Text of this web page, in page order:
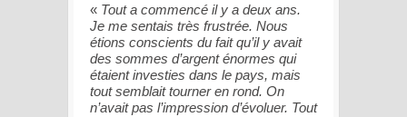
« Tout a commencé il y a deux ans.
Je me sentais très frustrée. Nous
étions conscients du fait qu’il y avait
des sommes d’argent énormes qui
étaient investies dans le pays, mais
tout semblait tourner en rond. On
n’avait pas l’impression d’évoluer. Tout